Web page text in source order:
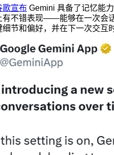
歌宣布 Gemini 具备了记忆能
有不错表现——能够在一次会
细节和偏好，并在下一次交互